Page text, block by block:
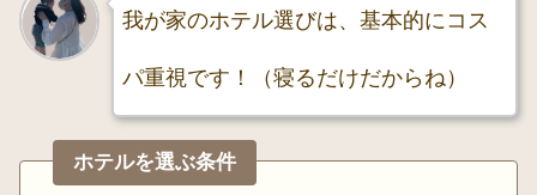
我が家のホテル選びは、基本的にコス
パ重視です！（寝るだけだからね）
ホテルを選ぶ条件